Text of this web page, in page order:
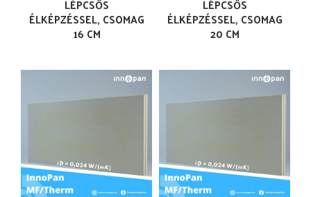
LÉPCSŐS
ÉLKÉPZÉSSEL, CSOMAG
16 CM
LÉPCSŐS
ÉLKÉPZÉSSEL, CSOMAG
20 CM